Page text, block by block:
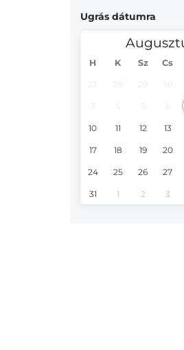
Ugrás dátumra
H K Sz Cs
10 11 12 13
17 18 19 20
24 25 26 27
31 1 2 3